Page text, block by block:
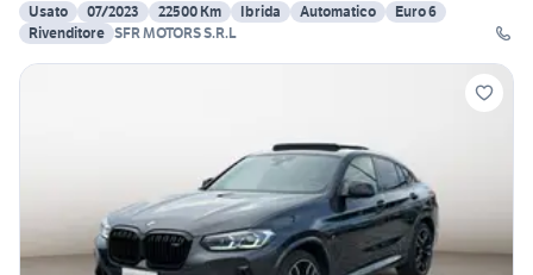
Usato
07/2023 22500 Km Ibrida Automatico
Euro 6
Rivenditore SFR MOTORS S.R.L